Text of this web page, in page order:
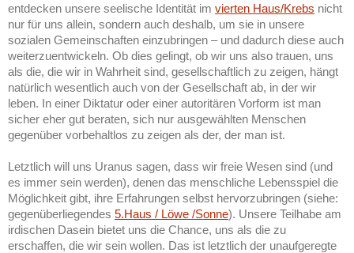
entdecken unsere seelische Identität im vierten Haus/Krebs nicht
nur für uns allein, sondern auch deshalb, um sie in unsere
sozialen Gemeinschaften einzubringen – und dadurch diese auch
weiterzuentwickeln. Ob dies gelingt, ob wir uns also trauen, uns
als die, die wir in Wahrheit sind, gesellschaftlich zu zeigen, hängt
natürlich wesentlich auch von der Gesellschaft ab, in der wir
leben. In einer Diktatur oder einer autoritären Vorform ist man
sicher eher gut beraten, sich nur ausgewählten Menschen
gegenüber vorbehaltlos zu zeigen als der, der man ist.
Letztlich will uns Uranus sagen, dass wir freie Wesen sind (und
es immer sein werden), denen das menschliche Lebensspiel die
Möglichkeit gibt, ihre Erfahrungen selbst hervorzubringen (siehe:
gegenüberliegendes 5.Haus / Löwe /Sonne). Unsere Teilhabe am
irdischen Dasein bietet uns die Chance, uns als die zu
erschaffen, die wir sein wollen. Das ist letztlich der unaufgeregte